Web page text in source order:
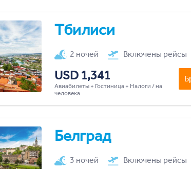
Тбилиси
2 ночей Включены рейсы
USD 1,341
Авиабилеты + Гостиница + Налоги / на
человека
Белград
3 ночей Включены рейсы